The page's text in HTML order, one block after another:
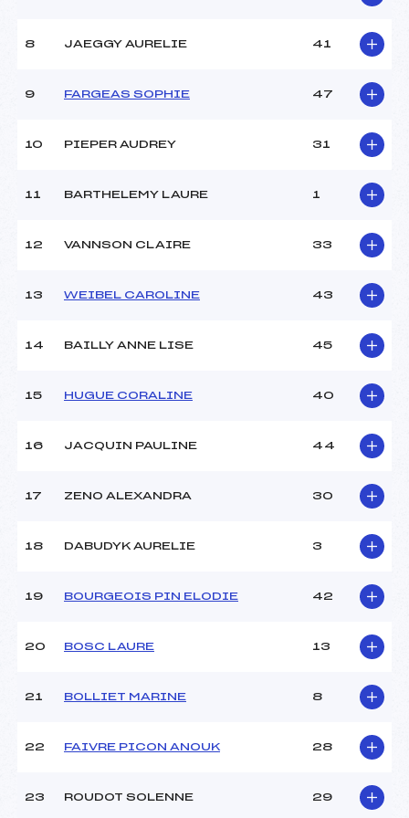
8 JAEGGY AURELIE 41
9 FARGEAS SOPHIE 47
10 PIEPER AUDREY 31
11 BARTHELEMY LAURE 1
12 VANNSON CLAIRE 33
13 WEIBEL CAROLINE 43
14 BAILLY ANNE LISE 45
15 HUGUE CORALINE 40
16 JACQUIN PAULINE 44
17 ZENO ALEXANDRA 30
18 DABUDYK AURELIE 3
19 BOURGEOIS PIN ELODIE 42
20 BOSC LAURE 13
21 BOLLIET MARINE 8
22 FAIVRE PICON ANOUK 28
23 ROUDOT SOLENNE 29